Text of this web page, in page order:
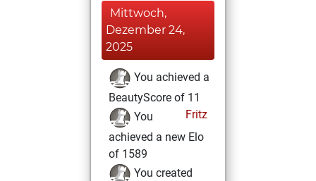
Mittwoch,
Dezember 24,
2025
You achieved a
BeautyScore of 11
Fritz
You
achieved a new Elo
of 1589
You created